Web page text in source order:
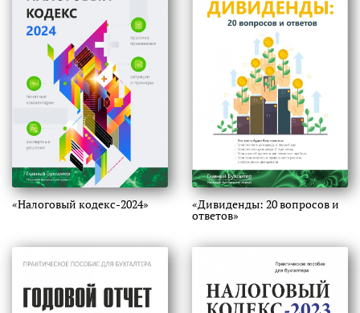
«Налоговый кодекс-2024» «Дивиденды: 20 вопросов и
ответов»